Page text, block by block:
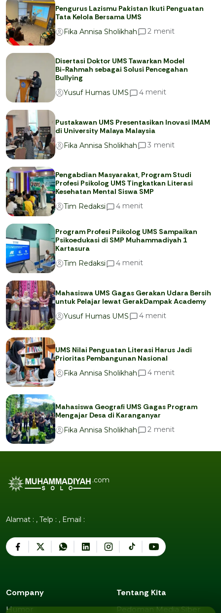
Pengurus Lazismu Pakistan Ikuti Penguatan
Tata Kelola Bersama UMS
Fika Annisa Sholikhah
2 menit
Disertasi Doktor UMS Tawarkan Model
Bi-Rahmah sebagai Solusi Pencegahan
Bullying
Yusuf Humas UMS
4 menit
Pustakawan UMS Presentasikan Inovasi IMAM
di University Malaya Malaysia
Fika Annisa Sholikhah
3 menit
Pengabdian Masyarakat, Program Studi
Profesi Psikolog UMS Tingkatkan Literasi
Kesehatan Mental Siswa SMP
Tim Redaksi
4 menit
Program Profesi Psikolog UMS Sampaikan
Psikoedukasi di SMP Muhammadiyah 1
Kartasura
Tim Redaksi
4 menit
Mahasiswa UMS Gagas Gerakan Udara Bersih
untuk Pelajar lewat GerakDampak Academy
Yusuf Humas UMS
4 menit
UMS Nilai Penguatan Literasi Harus Jadi
Prioritas Pembangunan Nasional
Fika Annisa Sholikhah
4 menit
Mahasiswa Geografi UMS Gagas Program
Mengajar Desa di Karanganyar
Fika Annisa Sholikhah
2 menit
.com
Alamat : , Telp : , Email :
Company
Humor
Tentang Kita
Pedoman Media Siber